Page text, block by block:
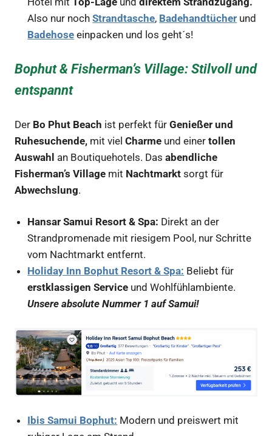
Also nur nochStrandtasche, Badehandtücher und
Badehose einpacken und los geht´s!
Bophut & Fisherman’s Village: Stilvoll und
entspannt
Der Bo Phut Beach ist perfekt für Genießer und
Ruhesuchende, mit viel Charme und einer tollen
Auswahl an Boutiquehotels. Das abendliche
Fisherman’s Village mit Nachtmarkt sorgt für
Abwechslung.
Hansar Samui Resort & Spa: Direkt an der
Strandpromenade mit riesigem Pool, nur Schritte
vom Nachtmarkt entfernt.
Holiday Inn Bophut Resort & Spa: Beliebt für
erstklassigen Service und Wohlfühlambiente.
Unsere absolute Nummer 1 auf Samui!
Ibis Samui Bophut: Modern und preiswert mit